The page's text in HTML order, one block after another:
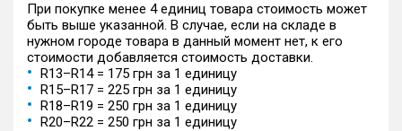
При покупке менее 4 единиц товара стоимость может
быть выше указанной. В случае, если на складе в
нужном городе товара в данный момент нет, к его
стоимости добавляется стоимость доставки.
R13–R14 = 175 грн за 1 единицу
R15–R17 = 225 грн за 1 единицу
R18–R19 = 250 грн за 1 единицу
R20–R22 = 250 грн за 1 единицу